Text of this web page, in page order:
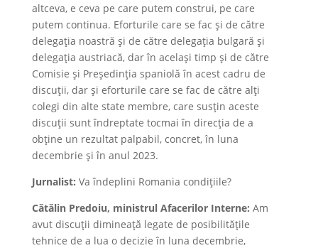
altceva, e ceva pe care putem construi, pe care
putem continua. Eforturile care se fac și de către
delegația noastră și de către delegația bulgară și
delegația austriacă, dar în același timp și de către
Comisie și Președinția spaniolă în acest cadru de
discuții, dar și eforturile care se fac de către alți
colegi din alte state membre, care susțin aceste
discuții sunt îndreptate tocmai în direcția de a
obține un rezultat palpabil, concret, în luna
decembrie și în anul 2023.
Jurnalist: Va îndeplini Romania condițiile?
Cătălin Predoiu, ministrul Afacerilor Interne: Am
avut discuții dimineață legate de posibilitățile
tehnice de a lua o decizie în luna decembrie,